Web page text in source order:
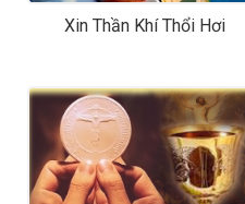
Xin Thần Khí Thổi Hơi